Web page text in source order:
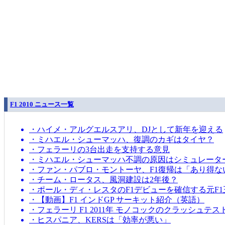
F1 2010 ニュース一覧
・ハイメ・アルグエルスアリ、DJとして新年を迎える
・ミハエル・シューマッハ、復調のカギはタイヤ？
・フェラーリの3台出走を支持する意見
・ミハエル・シューマッハ不調の原因はシミュレータ
・ファン・パブロ・モントーヤ、F1復帰は「あり得な
・チーム・ロータス、風洞建設は2年後？
・ポール・ディ・レスタのF1デビューを確信する元F1
・【動画】F1 インドGP サーキット紹介（英語）
・フェラーリ F1 2011年 モノコックのクラッシュテス
・ヒスパニア、KERSは「効率が悪い」